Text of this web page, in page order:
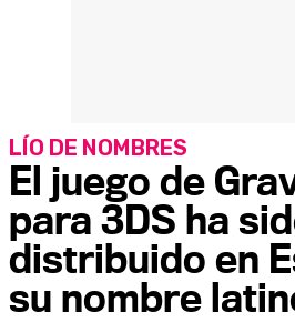
El juego de
para 3DS ha
distribuido en
su nombre
LÍO DE NOMBRES